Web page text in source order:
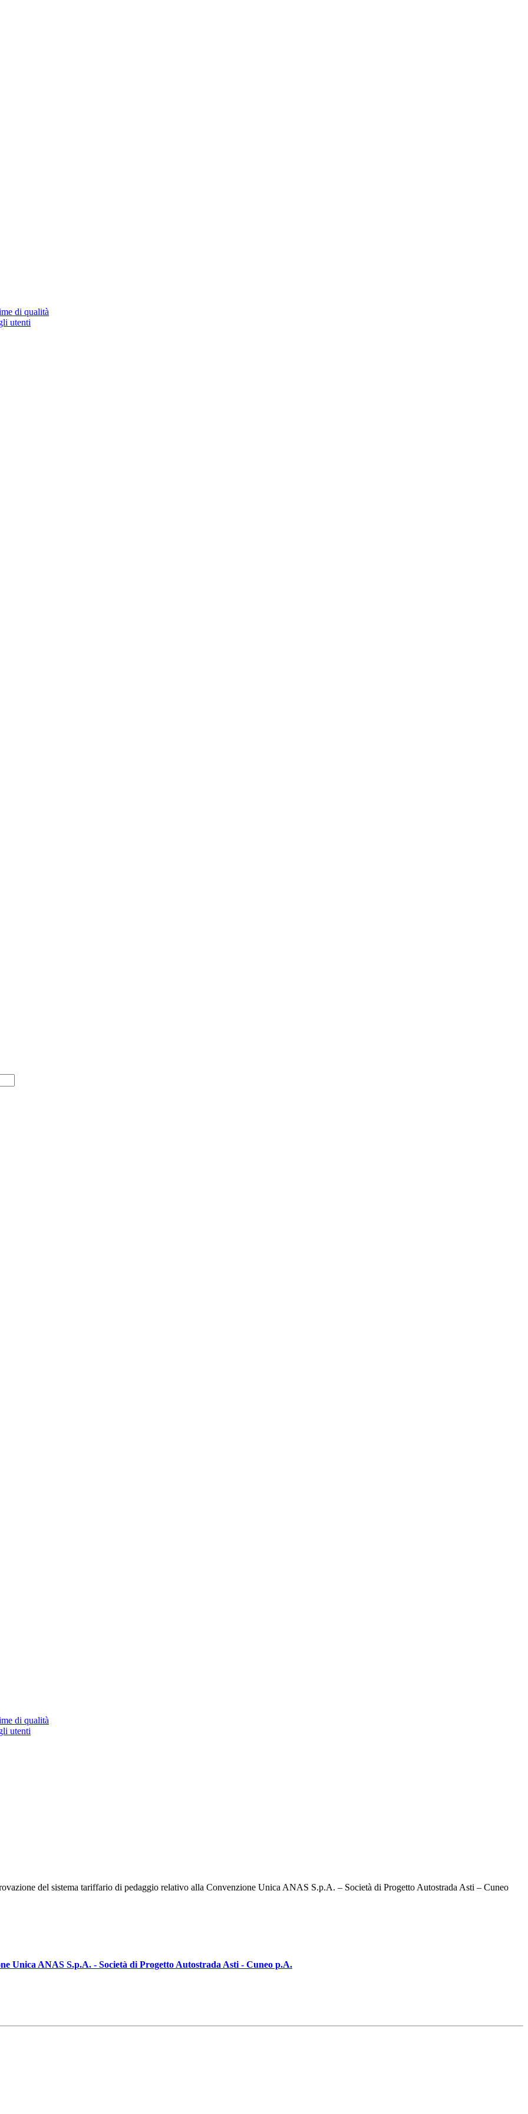
di qualità
utenti
di qualità
utenti
del sistema tariffario di pedaggio relativo alla Convenzione Unica ANAS S.p.A. – Società di Progetto Autostrada Asti – Cuneo
Unica ANAS S.p.A. - Società di Progetto Autostrada Asti - Cuneo p.A.